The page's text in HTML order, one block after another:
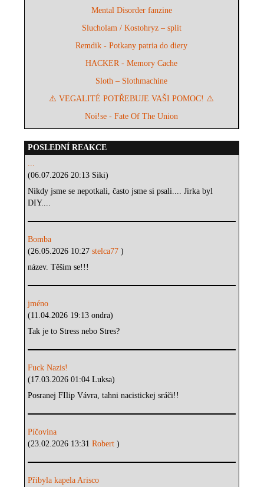
Mental Disorder fanzine
Slucholam / Kostohryz – split
Remdik - Potkany patria do diery
HACKER - Memory Cache
Sloth – Slothmachine
⚠️ VEGALITÉ POTŘEBUJE VAŠI POMOC! ⚠️
Noi!se - Fate Of The Union
POSLEDNÍ REAKCE
...
(06.07.2026 20:13 Siki)
Nikdy jsme se nepotkali, často jsme si psali.... Jirka byl
DIY....
Bomba
(26.05.2026 10:27stelca77)
název. Těšim se!!!
jméno
(11.04.2026 19:13 ondra)
Tak je to Stress nebo Stres?
Fuck Nazis!
(17.03.2026 01:04 Luksa)
Posranej FIlip Vávra, tahni nacistickej sráči!!
Píčovina
(23.02.2026 13:31Robert)
Přibyla kapela Arisco